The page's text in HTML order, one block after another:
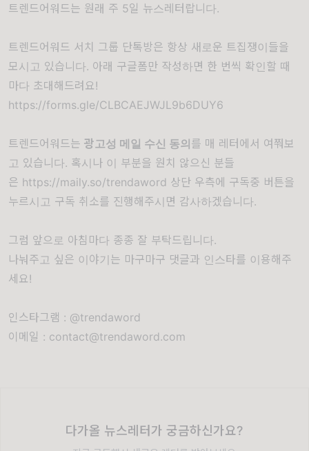
트렌드어워드는 원래 주 5일 뉴스레터랍니다.
트렌드어워드 서치 그룹 단톡방은 항상 새로운 트집쟁이들을
모시고 있습니다. 아래 구글폼만 작성하면 한 번씩 확인할 때
마다 초대해드려요!
https://forms.gle/CLBCAEJWJL9b6DUY6
트렌드어워드는 광고성 메일 수신 동의를 매 레터에서 여쭤보
고 있습니다. 혹시나 이 부분을 원치 않으신 분들
은 https://maily.so/trendaword 상단 우측에 구독중 버튼을
누르시고 구독 취소를 진행해주시면 감사하겠습니다.
그럼 앞으로 아침마다 종종 잘 부탁드립니다.
나눠주고 싶은 이야기는 마구마구 댓글과 인스타를 이용해주
세요!
인스타그램 : @trendaword
이메일 : contact@trendaword.com
다가올 뉴스레터가 궁금하신가요?